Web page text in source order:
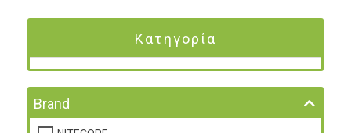
Κατηγορία
Brand